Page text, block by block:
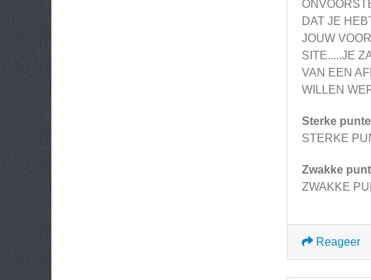
DAT JE
JOUW
SITE.....JE
VAN EEN
WILLEN
Sterke
STERKE
Zwakke
ZWAKKE
Reageer